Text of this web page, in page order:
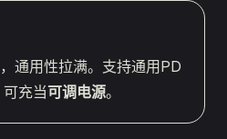
通用性拉满。支持通用PD
可充当可调电源。